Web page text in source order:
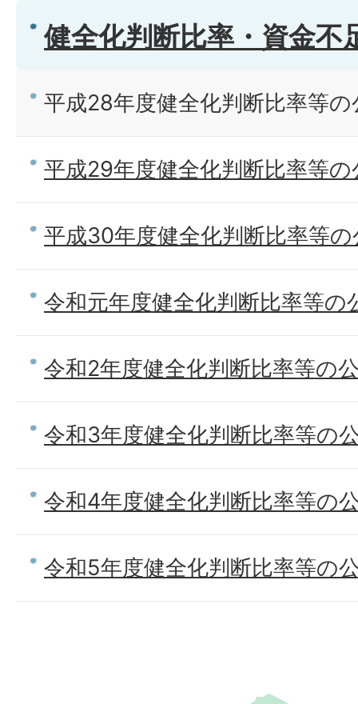
健全化判断比率・資金不
平成28年度健全化判断比率等の
平成29年度健全化判断比率等の
平成30年度健全化判断比率等の
令和元年度健全化判断比率等の
令和2年度健全化判断比率等の
令和3年度健全化判断比率等の
令和4年度健全化判断比率等の
令和5年度健全化判断比率等の